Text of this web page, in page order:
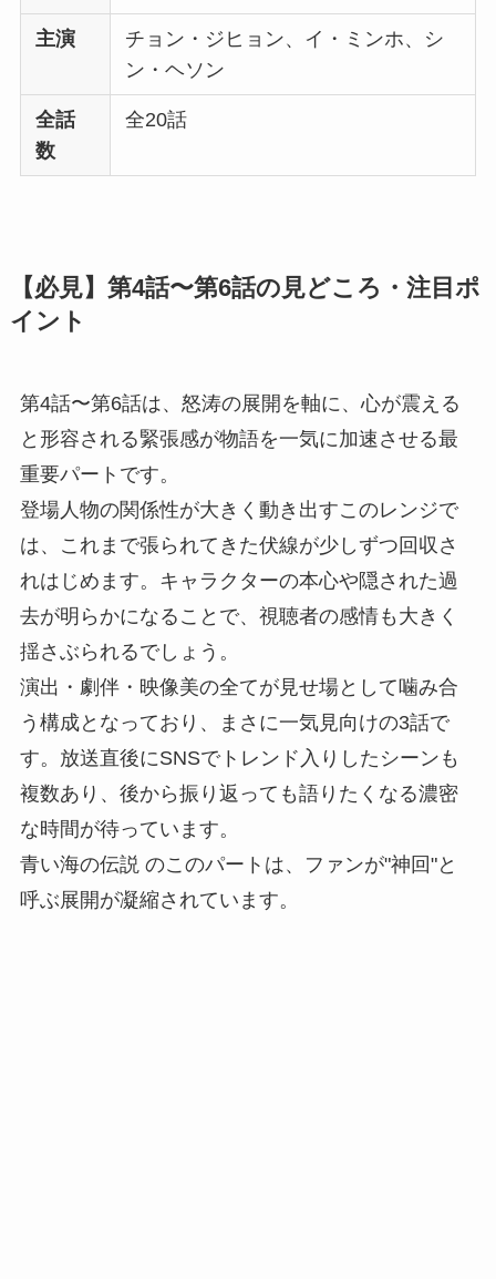
主演
チョン・ジヒョン、イ・ミンホ、シ
ン・ヘソン
全話
数
全20話
【必見】第4話〜第6話の見どころ・注目ポ
イント
第4話〜第6話は、怒涛の展開を軸に、心が震える
と形容される緊張感が物語を一気に加速させる最
重要パートです。
登場人物の関係性が大きく動き出すこのレンジで
は、これまで張られてきた伏線が少しずつ回収さ
れはじめます。キャラクターの本心や隠された過
去が明らかになることで、視聴者の感情も大きく
揺さぶられるでしょう。
演出・劇伴・映像美の全てが見せ場として噛み合
う構成となっており、まさに一気見向けの3話で
す。放送直後にSNSでトレンド入りしたシーンも
複数あり、後から振り返っても語りたくなる濃密
な時間が待っています。
青い海の伝説 のこのパートは、ファンが"神回"と
呼ぶ展開が凝縮されています。